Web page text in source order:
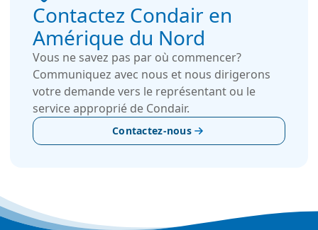
Contactez Condair en
Amérique du Nord
Vous ne savez pas par où commencer?
Communiquez avec nous et nous dirigerons
votre demande vers le représentant ou le
service approprié de Condair.
Contactez-nous